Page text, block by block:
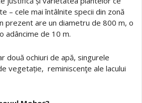
– cele mai întâlnite specii din zonă
prezent are un diametru de 800 m, o
adâncime de 10 m.
două ochiuri de apă, singurele
vegetație, reminiscenţe ale lacului